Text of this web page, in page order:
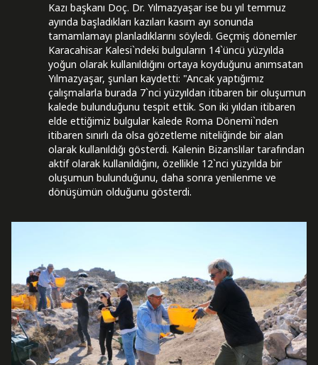
Kazı başkanı Doç. Dr. Yılmazyaşar ise bu yıl temmuz
ayında başladıkları kazıları kasım ayı sonunda
tamamlamayı planladıklarını söyledi. Geçmiş dönemler
Karacahisar Kalesi`ndeki bulguların 14`üncü yüzyılda
yoğun olarak kullanıldığını ortaya koyduğunu anımsatan
Yılmazyaşar, şunları kaydetti: "Ancak yaptığımız
çalışmalarla burada 7`nci yüzyıldan itibaren bir oluşumun
kalede bulunduğunu tespit ettik. Son iki yıldan itibaren
elde ettiğimiz bulgular kalede Roma Dönemi`nden
itibaren sınırlı da olsa gözetleme niteliğinde bir alan
olarak kullanıldığı gösterdi. Kalenin Bizanslılar tarafından
aktif olarak kullanıldığını, özellikle 12`nci yüzyılda bir
oluşumun bulunduğunu, daha sonra yenilenme ve
dönüşümün olduğunu gösterdi.